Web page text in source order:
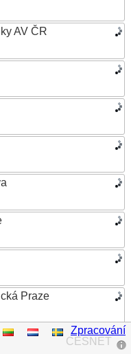
AV ČR
Praze
CESNET
Zpracování